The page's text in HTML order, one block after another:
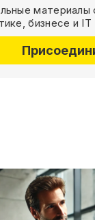
материалы
бизнесе и IT